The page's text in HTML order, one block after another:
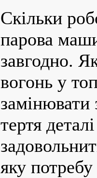
Скільки
парова
завгодно.
вогонь у
замінювати
тертя
яку